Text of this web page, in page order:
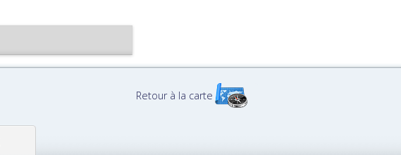
Retour à la carte